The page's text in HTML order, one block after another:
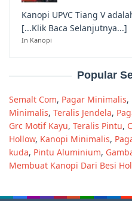
Kanopi UPVC Tiang V
[...Klik Baca Selanjutnya...]
In Kanopi
Popular
Semalt Com, Pagar Minimalis,
Minimalis, Teralis Jendela,
Grc Motif Kayu, Teralis Pintu,
Hollow, Kanopi Minimalis,
kuda, Pintu Aluminium,
Membuat Kanopi Dari Besi